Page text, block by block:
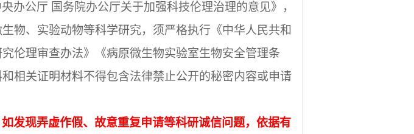
办公厅 国务院办公厅关于加强科技伦理治理的意见》，
物、实验动物等科学研究，须严格执行《中华人民共和
伦理审查办法》《病原微生物实验室生物安全管理条
相关证明材料不得包含法律禁止公开的秘密内容或申请
发现弄虚作假、故意重复申请等科研诚信问题，依据有